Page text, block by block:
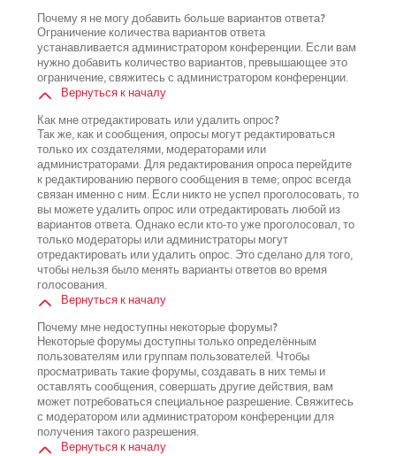
Почему я не могу добавить больше вариантов ответа?
Ограничение количества вариантов ответа
устанавливается администратором конференции. Если вам
нужно добавить количество вариантов, превышающее это
ограничение, свяжитесь с администратором конференции.
Вернуться к началу
Как мне отредактировать или удалить опрос?
Так же, как и сообщения, опросы могут редактироваться
только их создателями, модераторами или
администраторами. Для редактирования опроса перейдите
к редактированию первого сообщения в теме; опрос всегда
связан именно с ним. Если никто не успел проголосовать, то
вы можете удалить опрос или отредактировать любой из
вариантов ответа. Однако если кто-то уже проголосовал, то
только модераторы или администраторы могут
отредактировать или удалить опрос. Это сделано для того,
чтобы нельзя было менять варианты ответов во время
голосования.
Вернуться к началу
Почему мне недоступны некоторые форумы?
Некоторые форумы доступны только определённым
пользователям или группам пользователей. Чтобы
просматривать такие форумы, создавать в них темы и
оставлять сообщения, совершать другие действия, вам
может потребоваться специальное разрешение. Свяжитесь
с модератором или администратором конференции для
получения такого разрешения.
Вернуться к началу